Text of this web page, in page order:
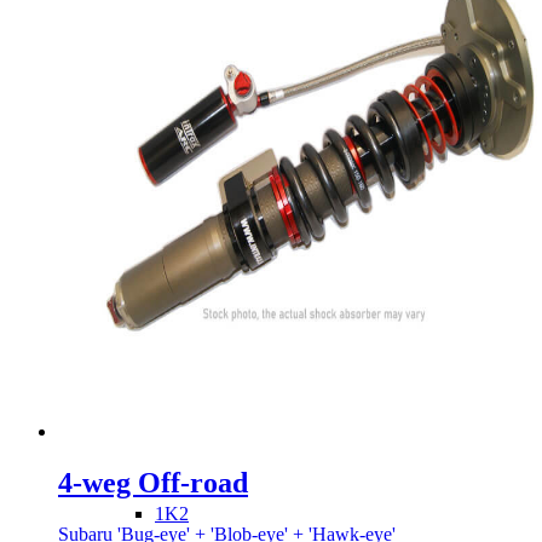
Schokdempers
RS
1K2
4-weg Off-road
Subaru 'Bug-eye' + 'Blob-eye' + 'Hawk-eye'